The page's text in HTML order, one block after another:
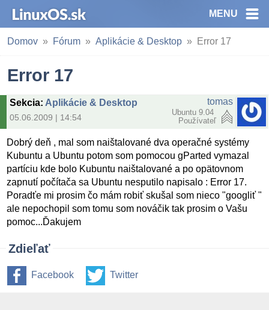
MENU
Domov Fórum Aplikácie & Desktop Error 17
Error 17
Sekcia: Aplikácie & Desktop
05.06.2009 | 14:54
tomas
Ubuntu 9.04
Používateľ
Dobrý deň , mal som naištalované dva operačné systémy
Kubuntu a Ubuntu potom som pomocou gParted vymazal
partíciu kde bolo Kubuntu naištalované a po opätovnom
zapnutí počítača sa Ubuntu nesputilo napisalo : Error 17.
Poradťe mi prosim čo mám robiť skušal som nieco "googliť "
ale nepochopil som tomu som nováčik tak prosim o Vašu
pomoc...Ďakujem
Zdieľať
Facebook Twitter